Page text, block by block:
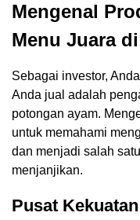
Mengenal
Menu Juara
Sebagai investor,
Anda jual adalah
potongan ayam.
untuk memahami
dan menjadi salah satu
menjanjikan.
Pusat